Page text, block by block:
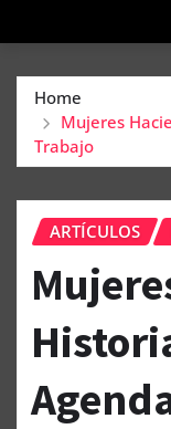
Home
Mujeres
Trabajo
ARTÍCULOS